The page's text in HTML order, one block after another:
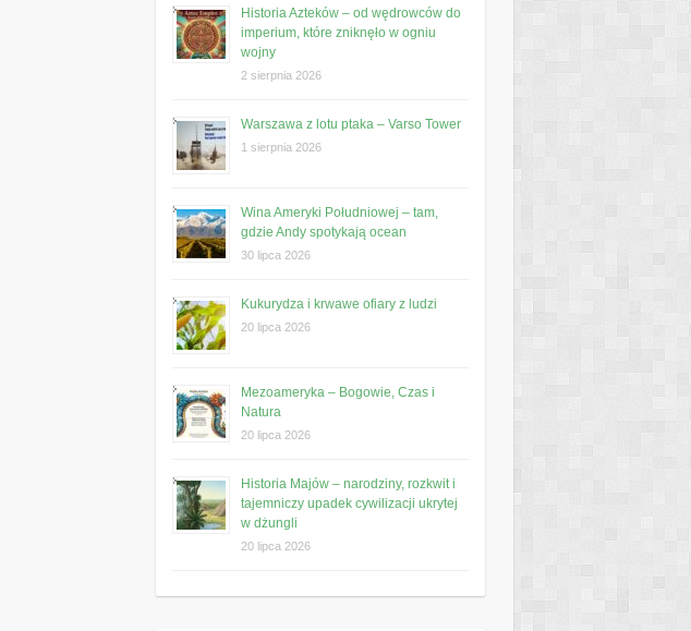
Historia Azteków – od wędrowców do
imperium, które zniknęło w ogniu
wojny
2 sierpnia 2026
Warszawa z lotu ptaka – Varso Tower
1 sierpnia 2026
Wina Ameryki Południowej – tam,
gdzie Andy spotykają ocean
30 lipca 2026
Kukurydza i krwawe ofiary z ludzi
20 lipca 2026
Mezoameryka – Bogowie, Czas i
Natura
20 lipca 2026
Historia Majów – narodziny, rozkwit i
tajemniczy upadek cywilizacji ukrytej
w dżungli
20 lipca 2026